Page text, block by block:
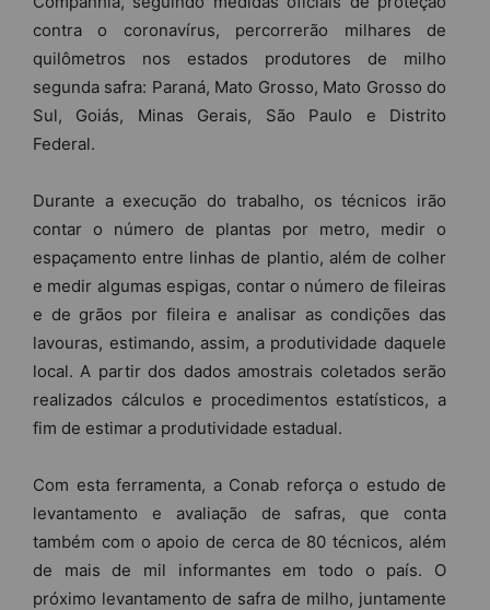
contra o coronavírus, percorrerão milhares de
quilômetros nos estados produtores de milho
segunda safra: Paraná, Mato Grosso, Mato Grosso do
Sul, Goiás, Minas Gerais, São Paulo e Distrito
Federal.
Durante a execução do trabalho, os técnicos irão
contar o número de plantas por metro, medir o
espaçamento entre linhas de plantio, além de colher
e medir algumas espigas, contar o número de fileiras
e de grãos por fileira e analisar as condições das
lavouras, estimando, assim, a produtividade daquele
local. A partir dos dados amostrais coletados serão
realizados cálculos e procedimentos estatísticos, a
fim de estimar a produtividade estadual.
Com esta ferramenta, a Conab reforça o estudo de
levantamento e avaliação de safras, que conta
também com o apoio de cerca de 80 técnicos, além
de mais de mil informantes em todo o país. O
próximo levantamento de safra de milho, juntamente